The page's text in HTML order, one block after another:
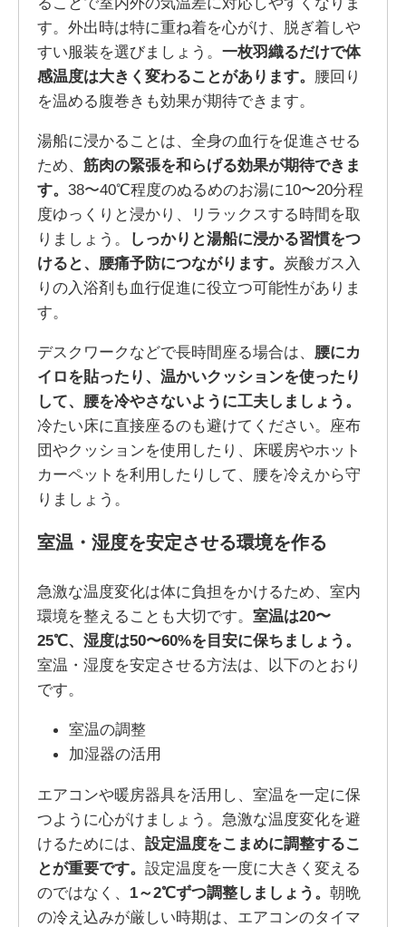
す。外出時は特に重ね着を心がけ、脱ぎ着しや
すい服装を選びましょう。 一枚羽織るだけで体
感温度は大きく変わることがあります。 腰回り
を温める腹巻きも効果が期待できます。
湯船に浸かることは、全身の血行を促進させる
ため、 筋肉の緊張を和らげる効果が期待できま
す。 38〜40℃程度のぬるめのお湯に10〜20分程
度ゆっくりと浸かり、リラックスする時間を取
りましょう。
しっかりと湯船に浸かる習慣をつ
けると、腰痛予防につながります。 炭酸ガス入
りの入浴剤も血行促進に役立つ可能性がありま
す。
デスクワークなどで長時間座る場合は、 腰にカ
イロを貼ったり、温かいクッションを使ったり
して、腰を冷やさないように工夫しましょう。
冷たい床に直接座るのも避けてください。座布
団やクッションを使用したり、床暖房やホット
カーペットを利用したりして、腰を冷えから守
りましょう。
室温・湿度を安定させる環境を作る
急激な温度変化は体に負担をかけるため、室内
環境を整えることも大切です。 室温は20〜
25℃、湿度は50〜60%を目安に保ちましょう。
室温・湿度を安定させる方法は、以下のとおり
です。
室温の調整
加湿器の活用
エアコンや暖房器具を活用し、室温を一定に保
つように心がけましょう。急激な温度変化を避
けるためには、 設定温度をこまめに調整するこ
とが重要です。 設定温度を一度に大きく変える
のではなく、 1～2℃ずつ調整しましょう。 朝晩
の冷え込みが厳しい時期は、エアコンのタイマ